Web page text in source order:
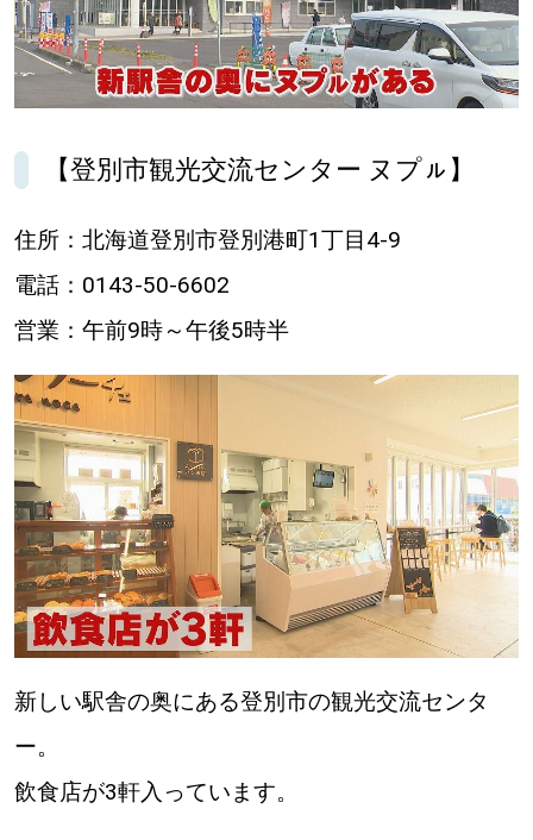
【登別市観光交流センター ヌプㇽ】
住所：北海道登別市登別港町1丁目4-9
電話：0143-50-6602
営業：午前9時～午後5時半
新しい駅舎の奥にある登別市の観光交流センタ
ー。
飲食店が3軒入っています。